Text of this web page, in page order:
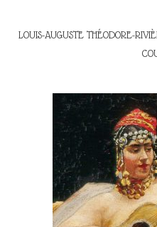
LOUIS-AUGUSTE THÉODORE-